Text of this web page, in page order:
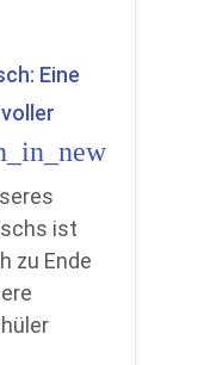
Eine
ist
zu Ende